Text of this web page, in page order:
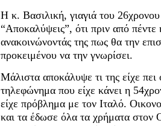
Η κ. Βασιλική, γιαγιά του
“Αποκαλύψεις”, ότι πριν από
ανακοινώνοντάς της πως θα την
προκειμένου να την γνωρίσει.
Μάλιστα αποκάλυψε τι της είχε
τηλεφώνημα που είχε κάνει η
είχε πρόβλημα με τον Ιταλό.
και τα έδωσε όλα τα χρήματα στον